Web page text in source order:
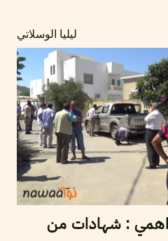
ليليا الوسلاتي
: شهادات من